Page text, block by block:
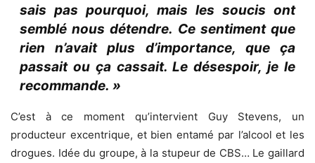
sais pas pourquoi, mais les soucis ont
semblé nous détendre. Ce sentiment que
rien n’avait plus d’importance, que ça
passait ou ça cassait. Le désespoir, je le
recommande. »
C’est à ce moment qu’intervient Guy Stevens, un
producteur excentrique, et bien entamé par l’alcool et les
drogues. Idée du groupe, à la stupeur de CBS… Le gaillard